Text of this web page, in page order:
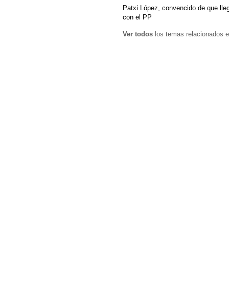
Patxi López, convencido de que
con el PP
Ver todos los temas relacionados